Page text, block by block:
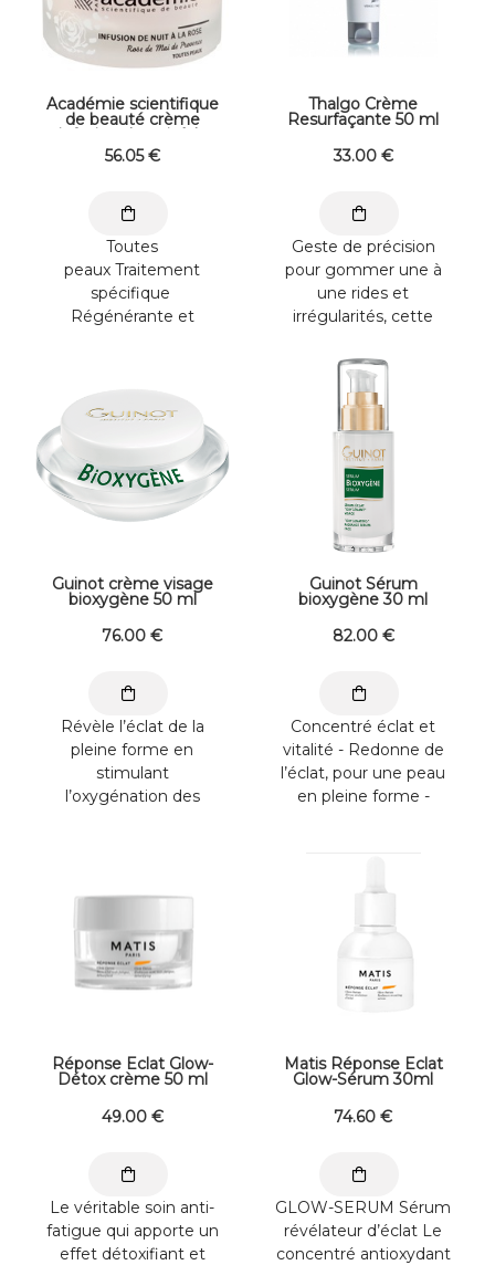
permet en un seul
geste de fusionner
des perles gorgées ...
Académie scientifique
de beauté crème
infusion de nuit à la
rose 30 ml
56.05 €
Toutes
peaux Traitement
spécifique
Régénérante et
absolue de rose de
essentielles de cyprès
et de rose, en cire
essentielle de
mimosa, en extraits de
Thalgo Crème
Resurfaçante 50 ml
33.00 €
Geste de précision
pour gommer une à
une rides et
irrégularités, cette
microcristaux d'Oxyde
d'Aluminium et en
Karité, offre une
exfoliation optimale,
sans déssecher.
Résultats :
Immédiatement la
peau est ...
Guinot crème visage
bioxygène 50 ml
76.00 €
Révèle l’éclat de la
pleine forme en
stimulant
l’oxygénation des
Appliquer sur
l’ensemble du visage
matin et/ou soir.
Guinot Sérum
bioxygène 30 ml
82.00 €
Concentré éclat et
vitalité - Redonne de
l’éclat, pour une peau
en pleine forme -
avant la Crème
avec la Mousse ...
Réponse Eclat Glow-
Détox crème 50 ml
49.00 €
Le véritable soin anti-
fatigue qui apporte un
effet détoxifiant et
Matis Réponse Eclat
Glow-Sérum 30ml
74.60 €
GLOW-SERUM Sérum
révélateur d’éclat Le
concentré antioxydant